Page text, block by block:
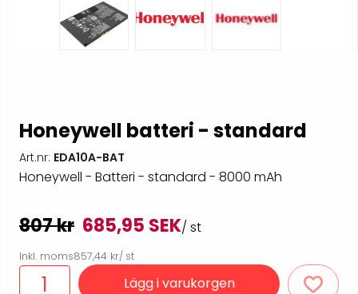
Honeywell batteri - standard
Art.nr: EDA10A-BAT
Honeywell - Batteri - standard - 8000 mAh
807 kr 685,95 SEK/ st
Inkl. moms857,44 kr/ st
Lägg i varukorgen